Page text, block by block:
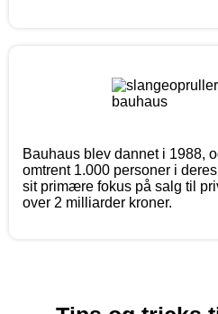
Bauhaus blev dannet i 1988,
omtrent 1.000 personer i
sit primære fokus på salg til
over 2 milliarder kroner.